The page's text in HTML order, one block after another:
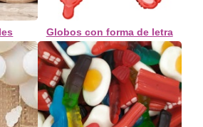
Globos con forma de letra